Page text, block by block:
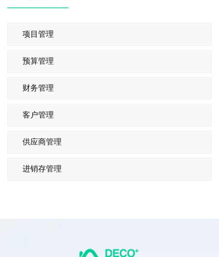
项目管理
预算管理
财务管理
客户管理
供应商管理
进销存管理